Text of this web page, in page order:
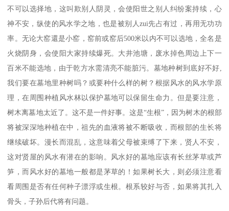
不可以选择地，这叫欺别人阴灵，会使阳世之别人纠纷案持续，心
神不安，纵使的风水学之地，也是被别人zui先占有过，再用无功功
率。无论大窑還是小窑，窑前或窑后500米以内不可以选地，全名是
火烧阴身，会使阳大家持续爆死。大井池塘，废水掉色周边上下一
百米不能选地，由于乾方水需清亮不能脏污。墓地种树到底好不好,
我们要在墓地里种树吗？或要种什么样的树？根据风水的风水学原
理，在周围种植风水林以保护墓地可以保留生命力。但是要注意，
树木离墓地太近了。这不是一件好事。这是“生根”，因为树木的根部
将被深深地种植在中，祖先的血液将被不断吸收，而根部的生长将
继续破坏。漫长而混乱，这意味着父母被束缚了下来，贤人不安，
这对贤屋的风水有潜在的影响。风水好的墓地应该有长丝茅草或芦
笋，而风水好的墓地一般都是茅草的！如果树长大，则必须注意看
看周围是否有任何种子漂浮或生根。根系较好与否，如果将其扎入
骨头，子孙后代将有问题。